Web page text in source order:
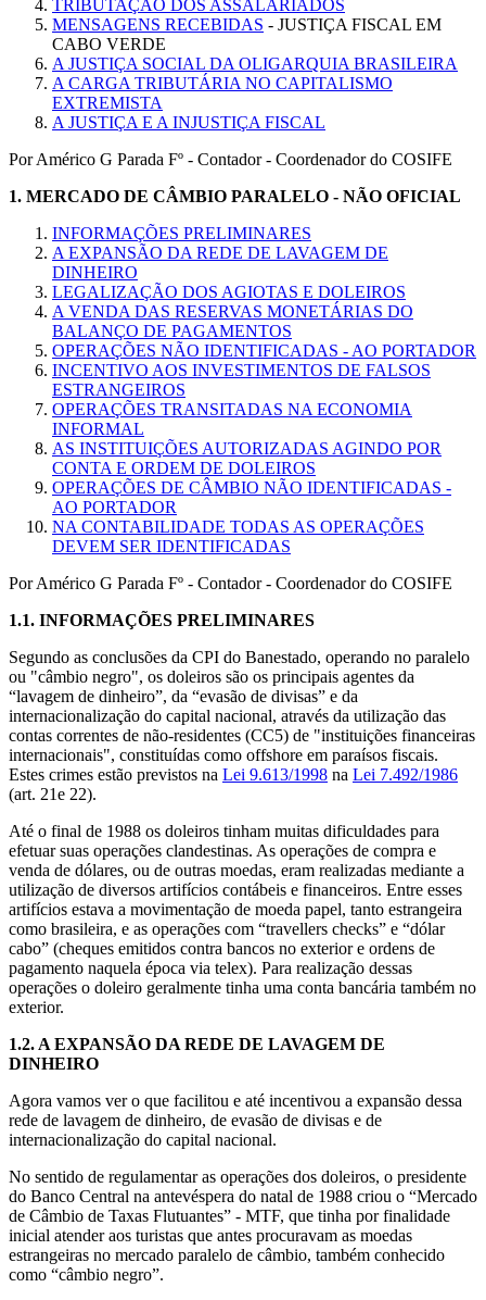
TRIBUTAÇÃO DOS ASSALARIADOS
MENSAGENS RECEBIDAS - JUSTIÇA FISCAL EM
CABO VERDE
A JUSTIÇA SOCIAL DA OLIGARQUIA BRASILEIRA
A CARGA TRIBUTÁRIA NO CAPITALISMO
EXTREMISTA
A JUSTIÇA E A INJUSTIÇA FISCAL
Por Américo G Parada Fº - Contador - Coordenador do COSIFE
1. MERCADO DE CÂMBIO PARALELO - NÃO OFICIAL
INFORMAÇÕES PRELIMINARES
A EXPANSÃO DA REDE DE LAVAGEM DE
DINHEIRO
LEGALIZAÇÃO DOS AGIOTAS E DOLEIROS
A VENDA DAS RESERVAS MONETÁRIAS DO
BALANÇO DE PAGAMENTOS
OPERAÇÕES NÃO IDENTIFICADAS - AO PORTADOR
INCENTIVO AOS INVESTIMENTOS DE FALSOS
ESTRANGEIROS
OPERAÇÕES TRANSITADAS NA ECONOMIA
INFORMAL
AS INSTITUIÇÕES AUTORIZADAS AGINDO POR
CONTA E ORDEM DE DOLEIROS
OPERAÇÕES DE CÂMBIO NÃO IDENTIFICADAS -
AO PORTADOR
NA CONTABILIDADE TODAS AS OPERAÇÕES
DEVEM SER IDENTIFICADAS
Por Américo G Parada Fº - Contador - Coordenador do COSIFE
1.1. INFORMAÇÕES PRELIMINARES
Segundo as conclusões da CPI do Banestado, operando no paralelo
ou "câmbio negro", os doleiros são os principais agentes da
“lavagem de dinheiro”, da “evasão de divisas” e da
internacionalização do capital nacional, através da utilização das
contas correntes de não-residentes (CC5) de "instituições financeiras
internacionais", constituídas como offshore em paraísos fiscais.
Estes crimes estão previstos na Lei 9.613/1998 na Lei 7.492/1986
(art. 21e 22).
Até o final de 1988 os doleiros tinham muitas dificuldades para
efetuar suas operações clandestinas. As operações de compra e
venda de dólares, ou de outras moedas, eram realizadas mediante a
utilização de diversos artifícios contábeis e financeiros. Entre esses
artifícios estava a movimentação de moeda papel, tanto estrangeira
como brasileira, e as operações com “travellers checks” e “dólar
cabo” (cheques emitidos contra bancos no exterior e ordens de
pagamento naquela época via telex). Para realização dessas
operações o doleiro geralmente tinha uma conta bancária também no
exterior.
1.2. A EXPANSÃO DA REDE DE LAVAGEM DE
DINHEIRO
Agora vamos ver o que facilitou e até incentivou a expansão dessa
rede de lavagem de dinheiro, de evasão de divisas e de
internacionalização do capital nacional.
No sentido de regulamentar as operações dos doleiros, o presidente
do Banco Central na antevéspera do natal de 1988 criou o “Mercado
de Câmbio de Taxas Flutuantes” - MTF, que tinha por finalidade
inicial atender aos turistas que antes procuravam as moedas
estrangeiras no mercado paralelo de câmbio, também conhecido
como “câmbio negro”.